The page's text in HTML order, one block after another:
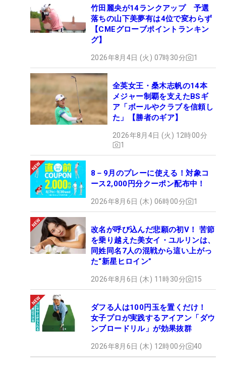
竹田麗央が14ランクアップ 予選
落ちの山下美夢有は4位で変わらず
【CMEグローブポイントランキン
グ】
2026年8月4日 (火) 07時30分 1
全英女王・桑木志帆の14本
メジャー制覇を支えたBSギ
ア「ボールやクラブを信頼し
た」【勝者のギア】
2026年8月4日 (火) 12時00分
1
8－9月のプレーに使える！対象コ
ース2,000円分クーポン配布中！
2026年8月6日 (木) 06時00分 1
改名が呼び込んだ悲願の初V！ 苦節
を乗り越えた美女イ・ユルリンは、
同姓同名7人の混戦から這い上がっ
た“新星ヒロイン”
2026年8月6日 (木) 11時30分 15
ダフる人は100円玉を置くだけ！
女子プロが実践するアイアン「ダウ
ンブロードリル」が効果抜群
2026年8月6日 (木) 12時00分 40